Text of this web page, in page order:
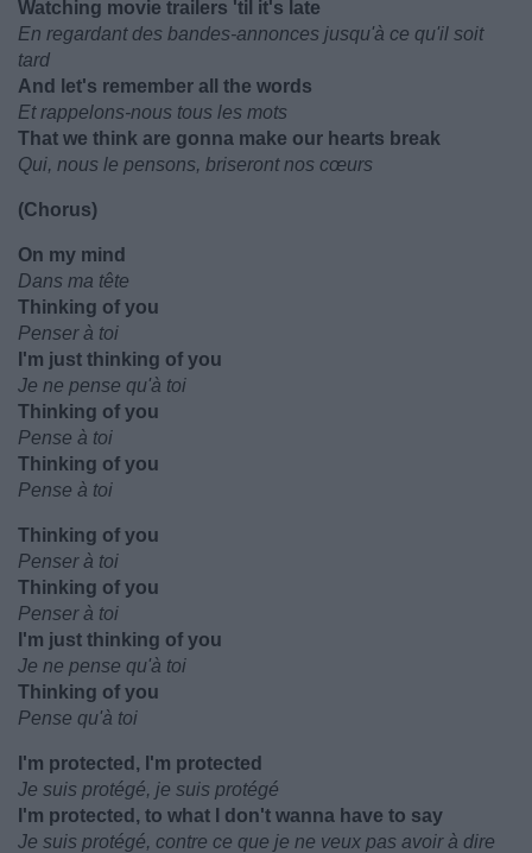
Watching movie trailers 'til it's late
En regardant des bandes-annonces jusqu'à ce qu'il soit
tard
And let's remember all the words
Et rappelons-nous tous les mots
That we think are gonna make our hearts break
Qui, nous le pensons, briseront nos cœurs
(Chorus)
On my mind
Dans ma tête
Thinking of you
Penser à toi
I'm just thinking of you
Je ne pense qu'à toi
Thinking of you
Pense à toi
Thinking of you
Pense à toi
Thinking of you
Penser à toi
Thinking of you
Penser à toi
I'm just thinking of you
Je ne pense qu'à toi
Thinking of you
Pense qu'à toi
I'm protected, I'm protected
Je suis protégé, je suis protégé
I'm protected, to what I don't wanna have to say
Je suis protégé, contre ce que je ne veux pas avoir à dire